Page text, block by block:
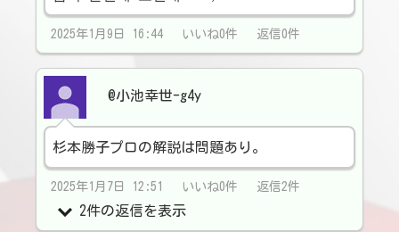
2025年1月9日 16:44 いいね0件 返信0件
@小池幸世-g4y
杉本勝子プロの解説は問題あり。
2025年1月7日 12:51 いいね0件 返信2件
2件の返信を表示